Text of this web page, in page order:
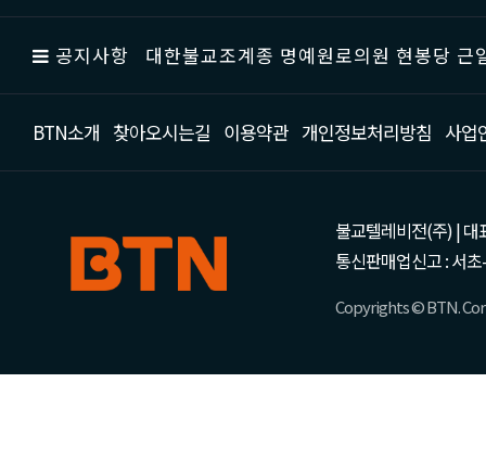
공지사항 대한불교조계종 명예원로의원 현봉당
BTN소개 찾아오시는길 이용약관 개인정보처리방침 사업
불교텔레비전(주) | 대
통신판매업신고 : 서
Copyrights © BTN.